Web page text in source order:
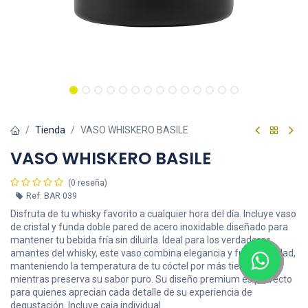
Tienda VASO WHISKERO BASILE
VASO WHISKERO BASILE
(0 reseña)
Ref. BAR 039
Disfruta de tu whisky favorito a cualquier hora del día. Incluye vaso
de cristal y funda doble pared de acero inoxidable diseñado para
mantener tu bebida fría sin diluirla. Ideal para los verdaderos
amantes del whisky, este vaso combina elegancia y funcionalidad,
manteniendo la temperatura de tu cóctel por más tiempo
mientras preserva su sabor puro. Su diseño premium es perfecto
para quienes aprecian cada detalle de su experiencia de
degustación. Incluye caja individual.